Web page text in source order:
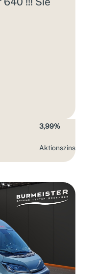
3,99%
Aktions­zins